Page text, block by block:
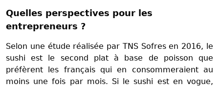
Quelles perspectives pour les
entrepreneurs ?
Selon une étude réalisée par TNS Sofres en 2016, le
sushi est le second plat à base de poisson que
préfèrent les français qui en consommeraient au
moins une fois par mois. Si le sushi est en vogue,